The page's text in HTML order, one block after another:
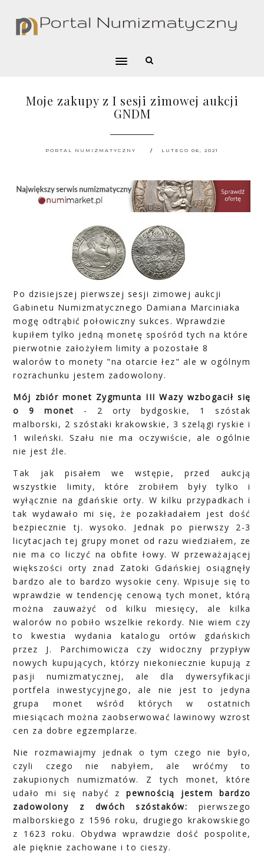
Moje zakupy z I sesji zimowej aukcji
GNDM
PORTAL NUMIZMATYCZNY LUTEGO 06, 2021
Po dzisiejszej pierwszej sesji zimowej aukcji
Gabinetu Numizmatycznego Damiana Marciniaka
mogę odtrąbić połowiczny sukces. Wprawdzie
kupiłem tylko jedną monetę spośród tych na które
pierwotnie założyłem limity a pozostałe 8
walorów to monety "na otarcie łez" ale w ogólnym
rozrachunku jestem zadowolony.
Mój zbiór monet Zygmunta III Wazy wzbogacił się
o 9 monet - 2 orty bydgoskie, 1 szóstak
malborski, 2 szóstaki krakowskie, 3 szelągi ryskie i
1 wileński. Szału nie ma oczywiście, ale ogólnie
nie jest źle.
Tak jak pisałem we wstępie, przed aukcją
wszystkie limity, które zrobiłem były tylko i
wyłącznie na gdańskie orty. W kilku przypadkach i
tak wydawało mi się, że pozakładałem jest dość
bezpiecznie tj. wysoko. Jednak po pierwszy 2-3
licytacjach tej grupy monet od razu wiedziałem, ze
nie ma co liczyć na obfite łowy. W przeważającej
większości orty znad Zatoki Gdańskiej osiągnęły
bardzo ale to bardzo wysokie ceny. Wpisuje się to
wprawdzie w tendencję cenową tych monet, którą
można zauważyć od kilku miesięcy, ale kilka
walorów no pobiło wszelkie rekordy. Nie wiem czy
to kwestia wydania katalogu ortów gdańskich
przez J. Parchimowicza czy widoczny przypływ
nowych kupujących, którzy niekoniecznie kupują z
pasji numizmatycznej, ale dla dywersyfikacji
portfela inwestycyjnego, ale nie jest to jedyna
grupa monet wśród których w ostatnich
miesiącach można zaobserwować lawinowy wzrost
cen za dobre egzemplarze.
Nie rozmawiajmy jednak o tym czego nie było,
czyli czego nie nabyłem, ale wróćmy to
zakupionych numizmatów. Z tych monet, które
udało mi się nabyć zpewnością jestem bardzo
zadowolony z dwóch szóstaków: pierwszego
malborskiego z 1596 roku, drugiego krakowskiego
z 1623 roku. Obydwa wprawdzie dość pospolite,
ale pięknie zachowane i to cieszy.